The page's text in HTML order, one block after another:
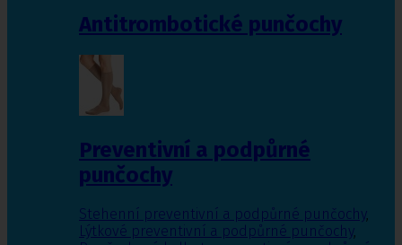
Antitrombotické punčochy
Preventivní a podpůrné
punčochy
Stehenní preventivní a podpůrné punčochy,
Lýtkové preventivní a podpůrné punčochy,